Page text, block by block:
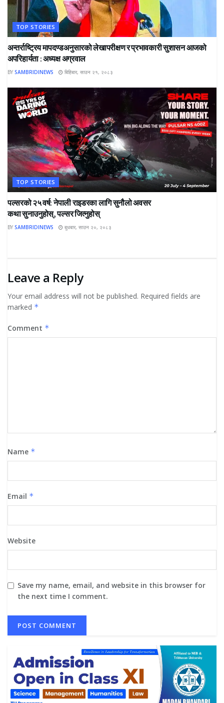
TOP STORIES
अन्तर्राष्ट्रिय मापदण्डअनुसारको लेखापरीक्षण र प्रभावकारी सुशासन आजको
अपरिहार्यता : अध्यक्ष अग्रवाल
BY SAMBRIDINEWS बिहिबार, साउन २१, २०८३
TOP STORIES
पल्सरको २५ वर्ष: नेपाली राइडरका लागि सुनौलो अवसर
कथा सुनाउनुहोस्, पल्सर जित्नुहोस्
BY SAMBRIDINEWS बुधबार, साउन २०, २०८३
Leave a Reply
Your email address will not be published. Required fields are
marked *
Comment *
Name *
Email *
Website
Save my name, email, and website in this browser for
the next time I comment.